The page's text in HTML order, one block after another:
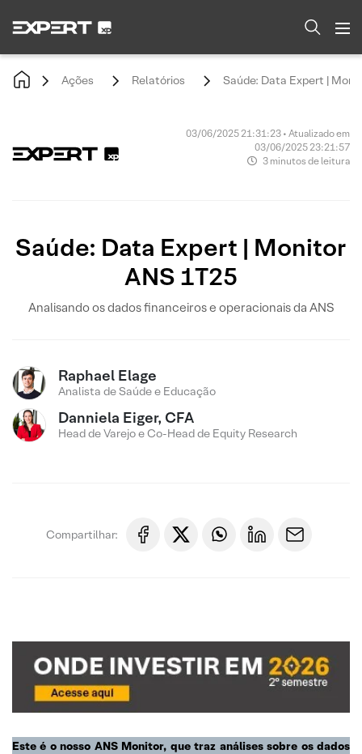
Ações Relatórios Saúde: Data Expert |
03/06/2025 21:31:23 • Atualizado em
03/06/2025 23:21:57
3 minutos de leitura
Saúde: Data Expert | Monitor
ANS 1T25
Analisando os dados financeiros e operacionais da ANS
Raphael Elage
Analista de Saúde e Educação
Danniela Eiger, CFA
Head de Varejo e Co-Head de Equity Research
Compartilhar:
Este é o nosso ANS Monitor, que traz análises sobre os dados